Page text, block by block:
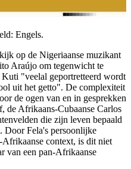
Engels.
op de Nigeriaanse muzikant
Araújo om tegenwicht te
"veelal geportretteerd wordt
uit het getto". De complexiteit
de ogen van en in gesprekken
de Afrikaans-Cubaanse Carlos
die zijn leven bepaald
Door Fela's persoonlijke
Afrikaanse context, is dit niet
van een pan-Afrikaanse